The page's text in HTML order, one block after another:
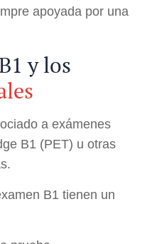
apoyada por una
y los
a exámenes
B1 (PET) u otras
B1 tienen un